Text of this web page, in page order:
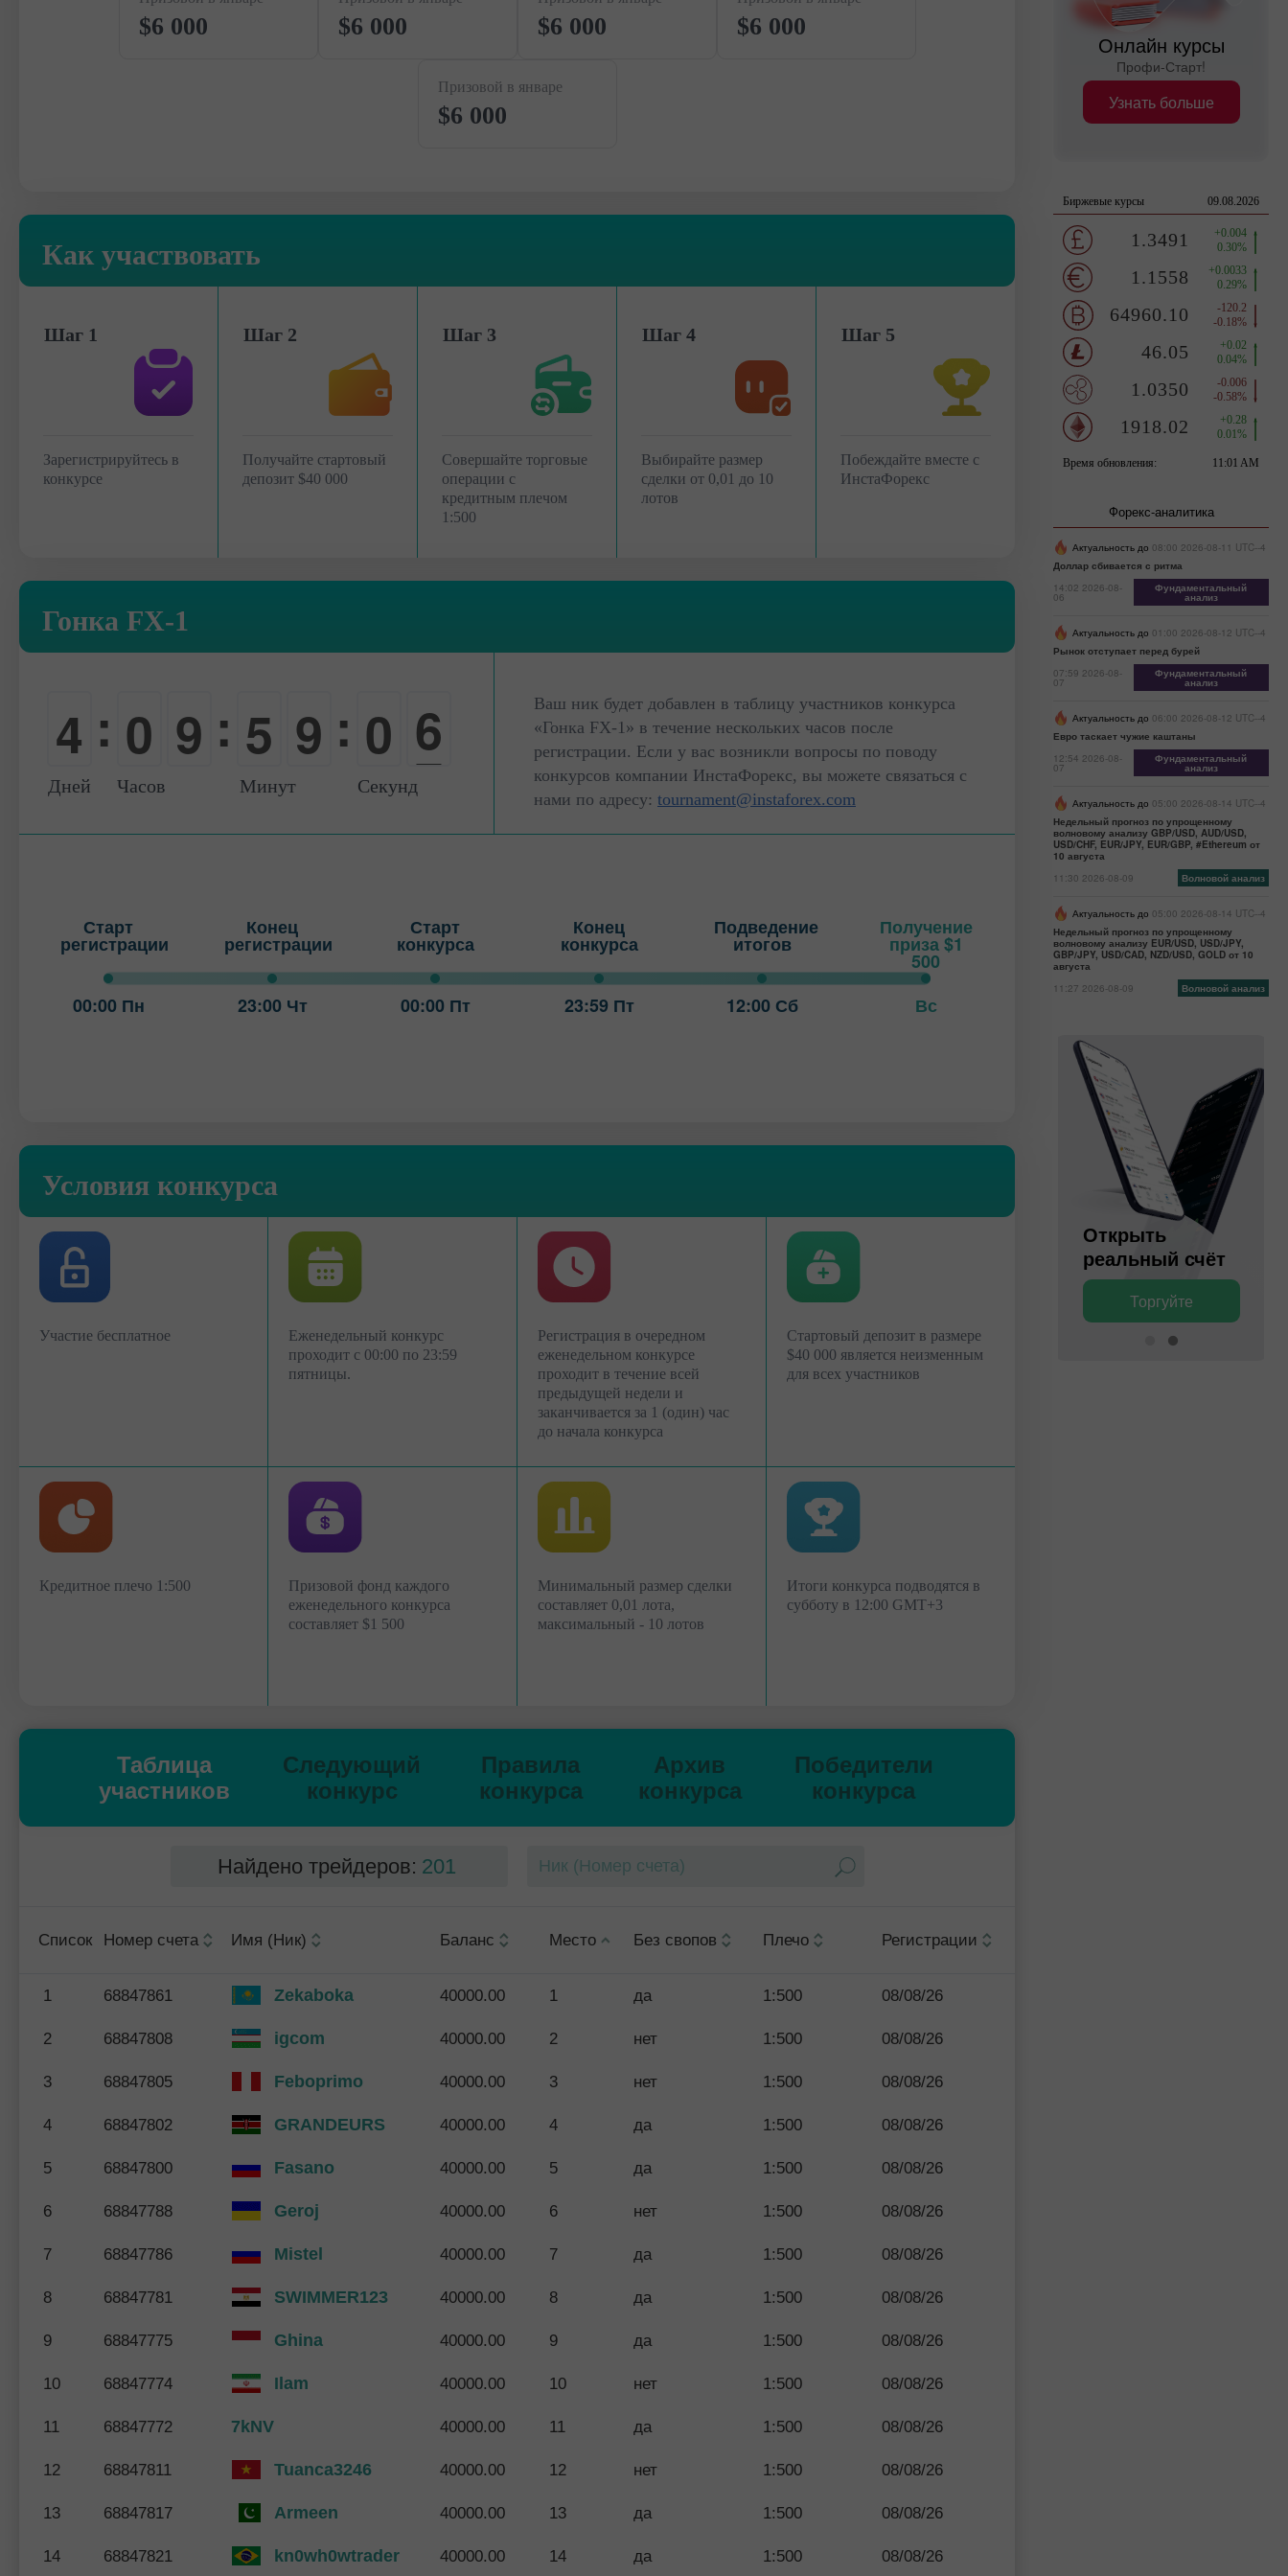
$6 000 $6 000 $6 000 $6 000
Призовой в январе
$6 000
Как участвовать
Шаг 1
Зарегистрируйтесь в
конкурсе
Шаг 2
Получайте стартовый
депозит $40 000
Шаг 3
Совершайте торговые
операции с
кредитным плечом
1:500
Шаг 4
Выбирайте размер
сделки от 0,01 до 10
лотов
Шаг 5
Побеждайте вместе с
ИнстаФорекс
Гонка FX-1
4
0
: 0
-
9 : 5
0
9
0
: 0
1
5
6
Дней Часов Минут Секунд
Ваш ник будет добавлен в таблицу участников конкурса
«Гонка FX-1» в течение нескольких часов после
регистрации. Если у вас возникли вопросы по поводу
конкурсов компании ИнстаФорекс, вы можете связаться с
нами по адресу: tournament@instaforex.com
Старт
регистрации
00:00 Пн
Конец
регистрации
23:00 Чт
Старт
конкурса
00:00 Пт
Конец
конкурса
23:59 Пт
Подведение
итогов
12:00 Сб
Получение
приза $1
500
Вс
Условия конкурса
Участие бесплатное
Еженедельный конкурс
проходит с 00:00 по 23:59
пятницы.
Регистрация в очередном
еженедельном конкурсе
проходит в течение всей
предыдущей недели и
заканчивается за 1 (один) час
до начала конкурса
Стартовый депозит в размере
$40 000 является неизменным
для всех участников
Кредитное плечо 1:500
Призовой фонд каждого
еженедельного конкурса
составляет $1 500
Минимальный размер сделки
составляет 0,01 лота,
максимальный - 10 лотов
Итоги конкурса подводятся в
субботу в 12:00 GMT+3
Таблица
участников
Следующий
конкурс
Правила
конкурса
Архив
конкурса
Победители
конкурса
Найдено трейдеров: 201
Список Номер счета Имя (Ник) Баланс Место Без свопов Плечо Регистрации
1 68847861 Zekaboka 40000.00 1 да 1:500 08/08/26
2 68847808 igcom 40000.00 2 нет 1:500 08/08/26
3 68847805 Feboprimo 40000.00 3 нет 1:500 08/08/26
4 68847802 GRANDEURS 40000.00 4 да 1:500 08/08/26
5 68847800 Fasano 40000.00 5 да 1:500 08/08/26
6 68847788 Geroj 40000.00 6 нет 1:500 08/08/26
7 68847786 Mistel 40000.00 7 да 1:500 08/08/26
8 68847781 SWIMMER123 40000.00 8 да 1:500 08/08/26
9 68847775 Ghina 40000.00 9 да 1:500 08/08/26
10 68847774 Ilam 40000.00 10 нет 1:500 08/08/26
11 68847772 7kNV 40000.00 11 да 1:500 08/08/26
12 68847811 Tuanca3246 40000.00 12 нет 1:500 08/08/26
13 68847817 Armeen 40000.00 13 да 1:500 08/08/26
14 68847821 kn0wh0wtrader 40000.00 14 да 1:500 08/08/26
Онлайн курсы
Профи-Старт!
Узнать больше
Форекс-аналитика
Актуальность до 08:00 2026-08-11 UTC--4
Доллар сбивается с ритма
14:02 2026-08-
06
Фундаментальный
анализ
Актуальность до 01:00 2026-08-12 UTC--4
Рынок отступает перед бурей
07:59 2026-08-
07
Фундаментальный
анализ
Актуальность до 06:00 2026-08-12 UTC--4
Евро таскает чужие каштаны
12:54 2026-08-
07
Фундаментальный
анализ
Актуальность до 05:00 2026-08-14 UTC--4
Недельный прогноз по упрощенному
волновому анализу GBP/USD, AUD/USD,
USD/CHF, EUR/JPY, EUR/GBP, #Ethereum от
10 августа
11:30 2026-08-09
Волновой анализ
Актуальность до 05:00 2026-08-14 UTC--4
Недельный прогноз по упрощенному
волновому анализу EUR/USD, USD/JPY,
GBP/JPY, USD/CAD, NZD/USD, GOLD от 10
августа
11:27 2026-08-09
Волновой анализ
Торгуйте
Открыть
реальный счёт
Торгуйте